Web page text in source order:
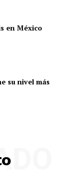
en México
su nivel más